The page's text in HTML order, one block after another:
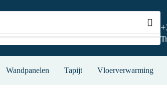
Wandpanelen Tapijt Vloerverwarming